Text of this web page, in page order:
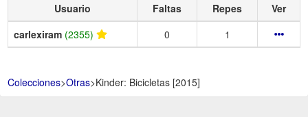
Usuario Faltas Repes
Ver
carlexiram (2355) 0 1
Colecciones>Otras>Kinder: Bicicletas [2015]